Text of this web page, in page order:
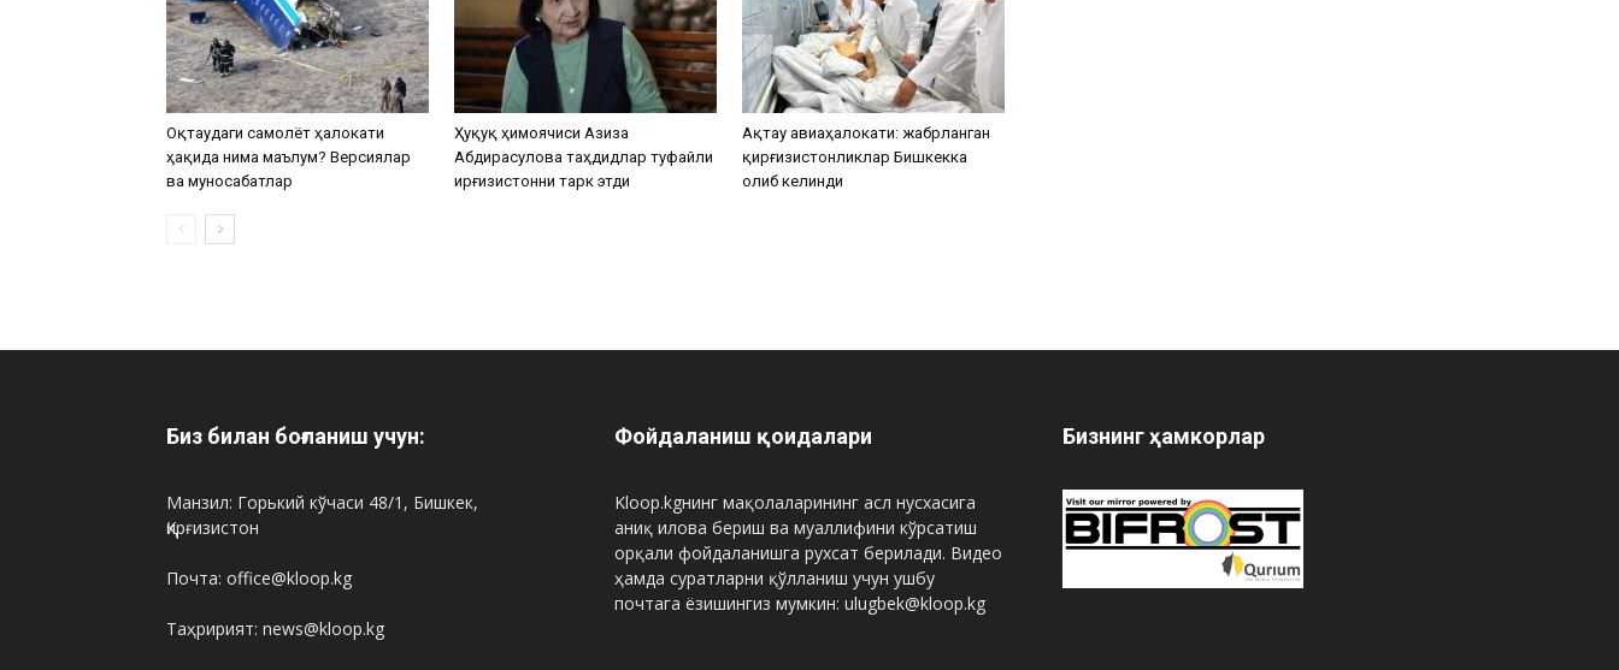
Оқтаудаги самолёт ҳалокати
ҳақида нима маълум? Версиялар
ва муносабатлар
Ҳуқуқ ҳимоячиси Азиза
Абдирасулова таҳдидлар туфайли
Қирғизистонни тарк этди
Ақтау авиаҳалокати: жабрланган
қирғизистонликлар Бишкекка
олиб келинди
Биз билан боғланиш учун:
Манзил: Горький кўчаси 48/1, Бишкек,
Қирғизистон
Почта: office@kloop.kg
Таҳририят: news@kloop.kg
Фойдаланиш қоидалари
Kloop.kgнинг мақолаларининг асл нусхасига
аниқ илова бериш ва муаллифини кўрсатиш
орқали фойдаланишга рухсат берилади. Видео
ҳамда суратларни қўлланиш учун ушбу
почтага ёзишингиз мумкин: ulugbek@kloop.kg
Бизнинг ҳамкорлар